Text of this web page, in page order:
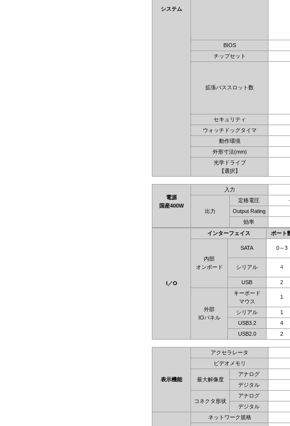
システム
BIOS
チップセット
拡張バススロット数
セキュリティ
ウォッチドッグタイマ
動作環境
外形寸法(mm)
光学ドライブ
【選択】
電源
国産400W
入力
出力
定格電圧
Output Rating
効率
I／O
インターフェイス ポート
内部
オンボード
SATA 0～3
シリアル 4
USB
2
外部
IOパネル
キーボード
マウス
1
シリアル 1
USB3.2
4
USB2.0
2
表示機能
アクセラレータ
ビデオメモリ
最大解像度
アナログ
デジタル
コネクタ形状
アナログ
デジタル
ネットワーク規格